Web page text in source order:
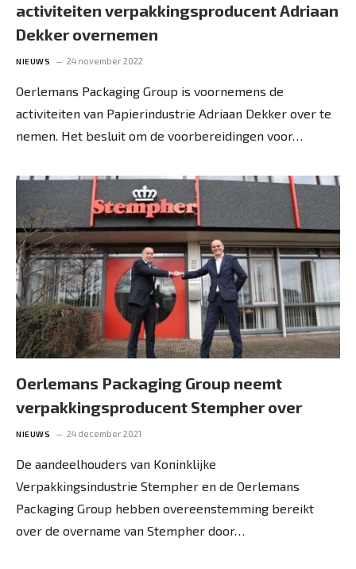
activiteiten verpakkingsproducent Adriaan
Dekker overnemen
NIEUWS 24 november 2022
Oerlemans Packaging Group is voornemens de
activiteiten van Papierindustrie Adriaan Dekker over te
nemen. Het besluit om de voorbereidingen voor…
Oerlemans Packaging Group neemt
verpakkingsproducent Stempher over
NIEUWS 24 december 2021
De aandeelhouders van Koninklijke
Verpakkingsindustrie Stempher en de Oerlemans
Packaging Group hebben overeenstemming bereikt
over de overname van Stempher door…